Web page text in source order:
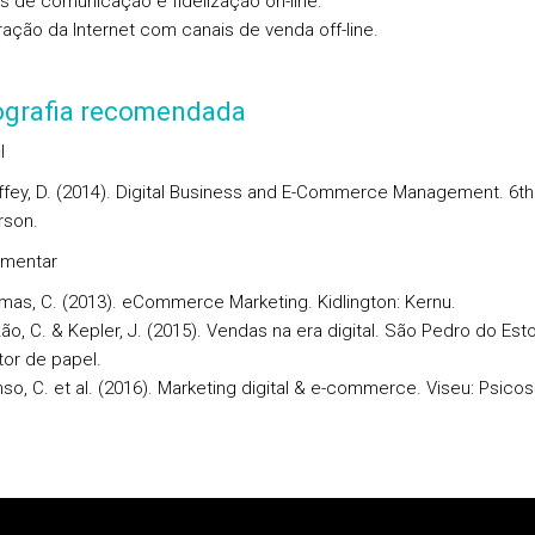
da Internet com canais de venda off-line.
recomendada
D. (2014). Digital Business and E-Commerce Management.
C. (2013). eCommerce Marketing. Kidlington: Kernu.
C. & Kepler, J. (2015). Vendas na era digital. São Pedro do
de papel.
C. et al. (2016). Marketing digital & e-commerce. Viseu: